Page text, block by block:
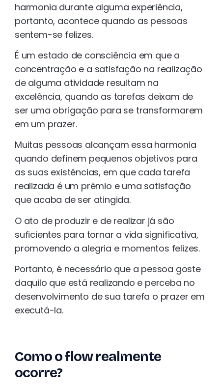
harmonia durante alguma experiência,
portanto, acontece quando as pessoas
sentem-se felizes.
É um estado de consciência em que a
concentração e a satisfação na realização
de alguma atividade resultam na
excelência, quando as tarefas deixam de
ser uma obrigação para se transformarem
em um prazer.
Muitas pessoas alcançam essa harmonia
quando definem pequenos objetivos para
as suas existências, em que cada tarefa
realizada é um prêmio e uma satisfação
que acaba de ser atingida.
O ato de produzir e de realizar já são
suficientes para tornar a vida significativa,
promovendo a alegria e momentos felizes.
Portanto, é necessário que a pessoa goste
daquilo que está realizando e perceba no
desenvolvimento de sua tarefa o prazer em
executá-la.
Como o flow realmente
ocorre?